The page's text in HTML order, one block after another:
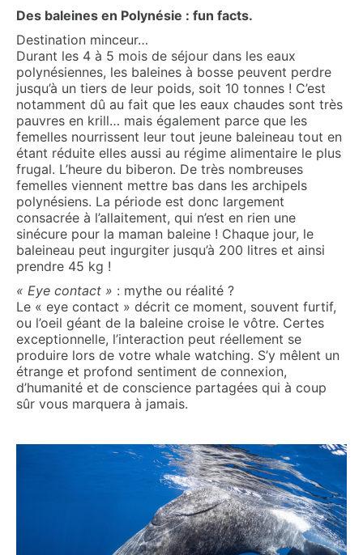
Des baleines en Polynésie : fun facts.
Destination minceur…
Durant les 4 à 5 mois de séjour dans les eaux
polynésiennes, les baleines à bosse peuvent perdre
jusqu’à un tiers de leur poids, soit 10 tonnes ! C’est
notamment dû au fait que les eaux chaudes sont très
pauvres en krill… mais également parce que les
femelles nourrissent leur tout jeune baleineau tout en
étant réduite elles aussi au régime alimentaire le plus
frugal. L’heure du biberon. De très nombreuses
femelles viennent mettre bas dans les archipels
polynésiens. La période est donc largement
consacrée à l’allaitement, qui n’est en rien une
sinécure pour la maman baleine ! Chaque jour, le
baleineau peut ingurgiter jusqu’à 200 litres et ainsi
prendre 45 kg !
« Eye contact » : mythe ou réalité ?
Le « eye contact » décrit ce moment, souvent furtif,
ou l’oeil géant de la baleine croise le vôtre. Certes
exceptionnelle, l’interaction peut réellement se
produire lors de votre whale watching. S’y mêlent un
étrange et profond sentiment de connexion,
d’humanité et de conscience partagées qui à coup
sûr vous marquera à jamais.